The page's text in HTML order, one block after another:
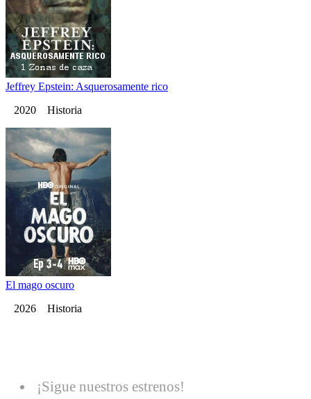
Jeffrey Epstein: Asquerosamente rico
2020 Historia
El mago oscuro
2026 Historia
¡Sigue nuestros estrenos!